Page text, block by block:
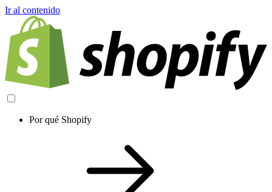
Ir al contenido
Por qué Shopify